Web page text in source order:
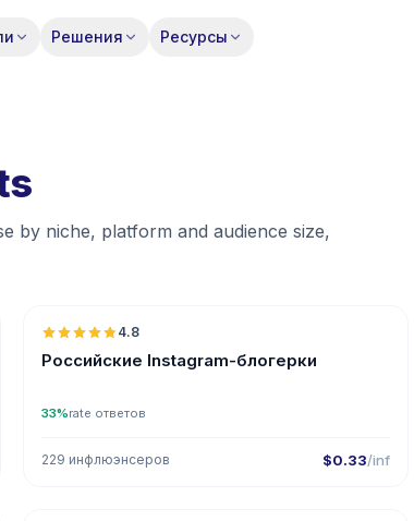
Решения Ресурсы
by niche, platform and audience size,
4.8
Российские Instagram-блогерки
33%rate ответов
229 инфлюэнсеров $0.33/inf